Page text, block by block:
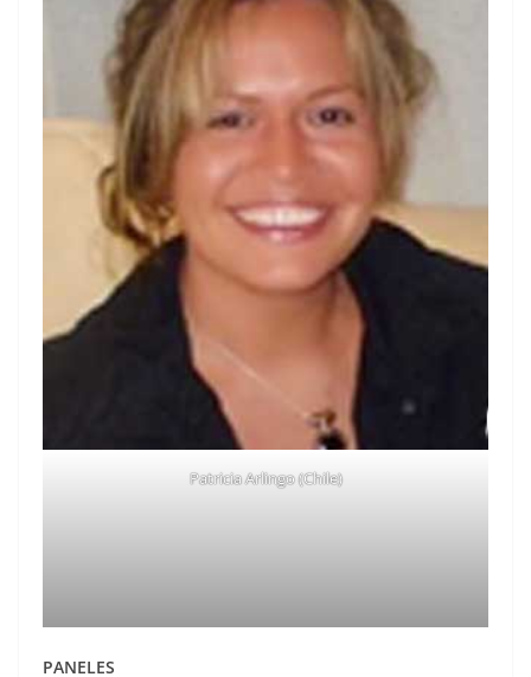
Patricia Arlingo (Chile)
PANELES